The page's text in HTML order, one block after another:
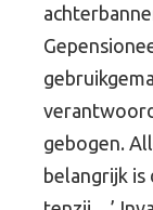
gebogen.
belangrijk is